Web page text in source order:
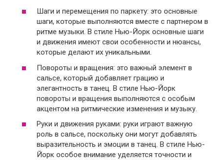
Шаги и перемещения по паркету: это основные
шаги, которые выполняются вместе с партнером в
ритме музыки. В стиле Нью-Йорк основные шаги
и движения имеют свои особенности и нюансы,
которые делают их уникальными.
Повороты и вращения: это важный элемент в
сальсе, который добавляет грацию и
элегантность в танец. В стиле Нью-Йорк
повороты и вращения выполняются с особым
акцентом на ритмические изменения и музыку.
Руки и движения руками: руки играют важную
роль в сальсе, поскольку они могут добавлять
выразительность и эмоции в танец. В стиле Нью-
Йорк особое внимание уделяется точности и